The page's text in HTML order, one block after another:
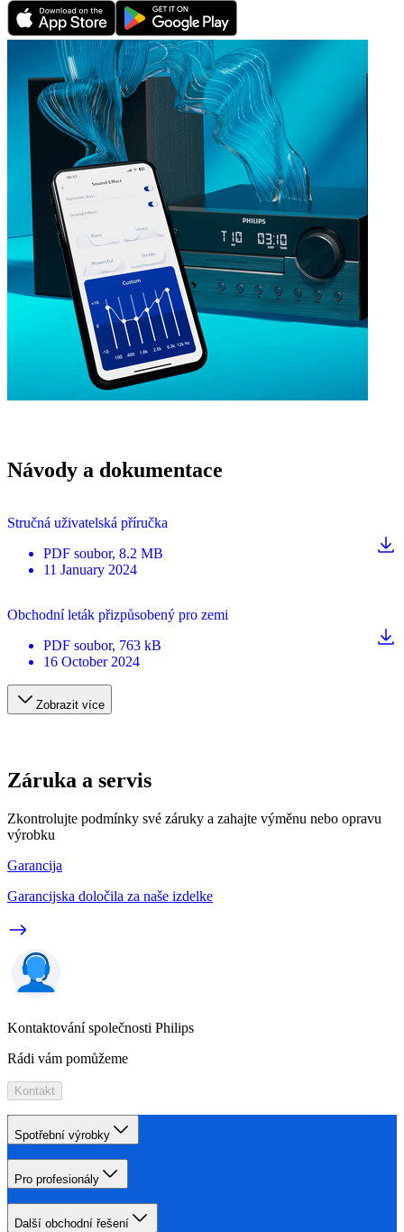
Návody a dokumentace
Stručná uživatelská příručka
PDF soubor, 8.2 MB
11 January 2024
Obchodní leták přizpůsobený pro zemi
PDF soubor, 763 kB
16 October 2024
Zobrazit více
Záruka a servis
Zkontrolujte podmínky své záruky a zahajte výměnu nebo opravu
výrobku
Garancija
Garancijska določila za naše izdelke
Kontaktování společnosti Philips
Rádi vám pomůžeme
Kontakt
Spotřební výrobky
Pro profesionály
Další obchodní řešení